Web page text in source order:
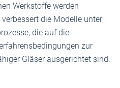
Werkstoffe werden
die Modelle unter
die auf die
zur
Gläser ausgerichtet sind.